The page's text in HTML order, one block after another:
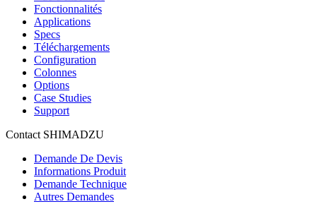
Fonctionnalités
Applications
Specs
Téléchargements
Configuration
Colonnes
Options
Case Studies
Support
Contact SHIMADZU
Demande De Devis
Informations Produit
Demande Technique
Autres Demandes